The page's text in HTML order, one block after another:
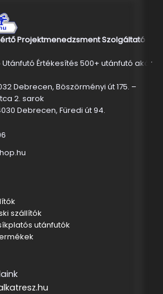
Projektmenedzsment Szolgáltató
Utánfutó Értékesítés 500+ utánfutó akár
Debrecen, Böszörményi út 175. –
2. sarok
Debrecen, Füredi út 94.
szállítók
utánfutók